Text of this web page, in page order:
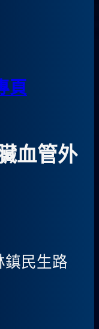
頁
血管外
民生路